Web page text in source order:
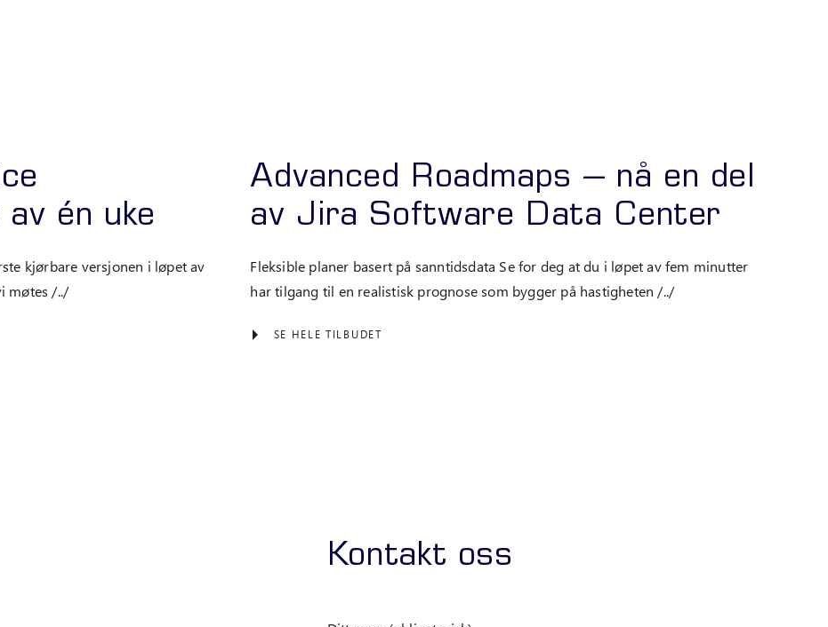
én uke
kjørbare versjonen i løpet av
møtes /../
Advanced Roadmaps – nå en del
av Jira Software Data Center
Fleksible planer basert på sanntidsdata Se for deg at du i løpet av fem minutter
har tilgang til en realistisk prognose som bygger på hastigheten /../
SE HELE TILBUDET
Kontakt oss